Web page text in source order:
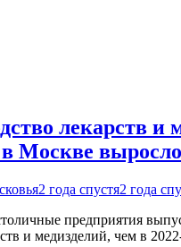
лекарств и
Москве выросло
2 года спустя2 года
предприятия
и медизделий, чем в